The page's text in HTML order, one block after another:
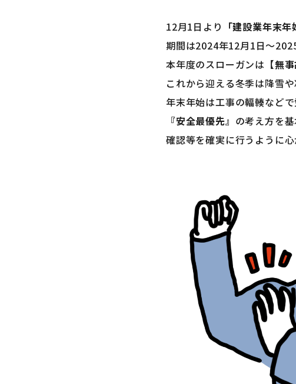
12月1日より 「建設業年末
期間は2024年12月1日～
本年度のスローガンは 【無
これから迎える冬季は降雪
年末年始は工事の輻輳など
『安全最優先』 の考え方を
確認等を確実に行うように心